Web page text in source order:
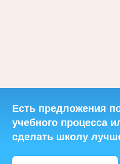
Есть предложения
учебного процесса
сделать школу